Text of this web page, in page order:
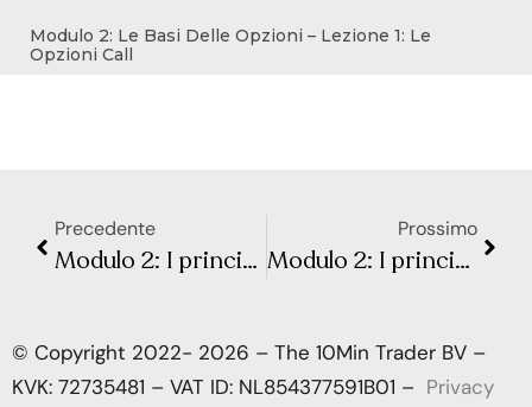
Modulo 2: Le Basi Delle Opzioni – Lezione 1: Le
Opzioni Call
Precedente
Modulo 2: I principali dati macroeconomici – Lezione 10: Non-farm payrolls
Prossimo
Modulo 2: I principali dati macroeconomici – Lezione 12: Hard data e soft data
© Copyright 2022- 2026 – The 10Min Trader BV –
KVK: 72735481 – VAT ID: NL854377591B01 – Privacy